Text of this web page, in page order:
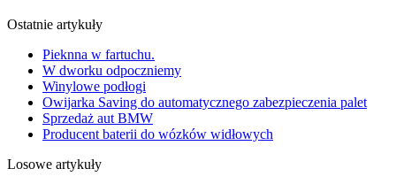
Ostatnie artykuły
Pieknna w fartuchu.
W dworku odpoczniemy
Winylowe podłogi
Owijarka Saving do automatycznego zabezpieczenia palet
Sprzedaż aut BMW
Producent baterii do wózków widłowych
Losowe artykuły